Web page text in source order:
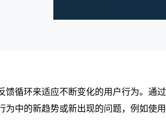
馈循环来适应不断变化的用户行为。通过
为中的新趋势或新出现的问题，例如使用